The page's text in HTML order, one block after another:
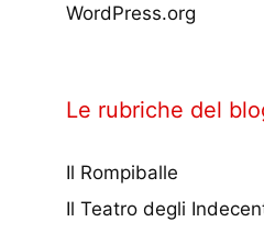
WordPress.org
Le rubriche del
Il Rompiballe
Il Teatro degli